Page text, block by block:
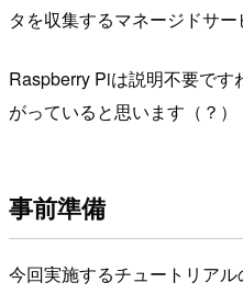
タを収集するマネージドサー
Raspberry Piは説明不要で
がっていると思います（？）
事前準備
今回実施するチュートリアル